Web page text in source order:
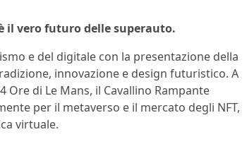
il vero futuro delle superauto.
e del digitale con la presentazione della
innovazione e design futuristico. A
di Le Mans, il Cavallino Rampante
per il metaverso e il mercato degli NFT,
virtuale.